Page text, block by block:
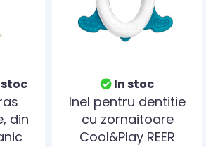
din
In stoc
Inel pentru dentitie
cu zornaitoare
Cool&Play REER